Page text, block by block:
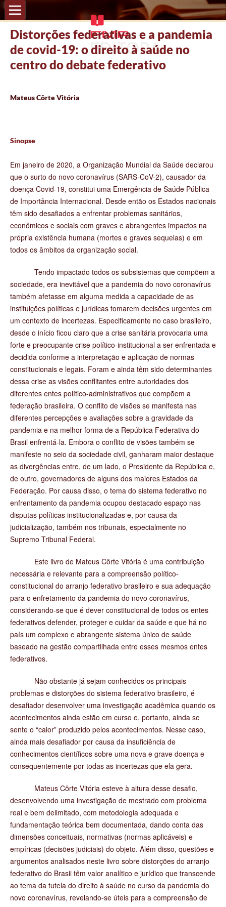
Distorções federativas e a pandemia
de covid-19: o direito à saúde no
centro do debate federativo
Mateus Côrte Vitória
Sinopse
Em janeiro de 2020, a Organização Mundial da Saúde declarou
que o surto do novo coronavírus (SARS-CoV-2), causador da
doença Covid-19, constitui uma Emergência de Saúde Pública
de Importância Internacional. Desde então os Estados nacionais
têm sido desafiados a enfrentar problemas sanitários,
econômicos e sociais com graves e abrangentes impactos na
própria existência humana (mortes e graves sequelas) e em
todos os âmbitos da organização social.
Tendo impactado todos os subsistemas que compõem a
sociedade, era inevitável que a pandemia do novo coronavírus
também afetasse em alguma medida a capacidade de as
instituições políticas e jurídicas tomarem decisões urgentes em
um contexto de incertezas. Especificamente no caso brasileiro,
desde o início ficou claro que a crise sanitária provocaria uma
forte e preocupante crise político-institucional a ser enfrentada e
decidida conforme a interpretação e aplicação de normas
constitucionais e legais. Foram e ainda têm sido determinantes
dessa crise as visões conflitantes entre autoridades dos
diferentes entes político-administrativos que compõem a
federação brasileira. O conflito de visões se manifesta nas
diferentes percepções e avaliações sobre a gravidade da
pandemia e na melhor forma de a República Federativa do
Brasil enfrentá-la. Embora o conflito de visões também se
manifeste no seio da sociedade civil, ganharam maior destaque
as divergências entre, de um lado, o Presidente da República e,
de outro, governadores de alguns dos maiores Estados da
Federação. Por causa disso, o tema do sistema federativo no
enfrentamento da pandemia ocupou destacado espaço nas
disputas políticas institucionalizadas e, por causa da
judicialização, também nos tribunais, especialmente no
Supremo Tribunal Federal.
Este livro de Mateus Côrte Vitória é uma contribuição
necessária e relevante para a compreensão político-
constitucional do arranjo federativo brasileiro e sua adequação
para o enfretamento da pandemia do novo coronavírus,
considerando-se que é dever constitucional de todos os entes
federativos defender, proteger e cuidar da saúde e que há no
país um complexo e abrangente sistema único de saúde
baseado na gestão compartilhada entre esses mesmos entes
federativos.
Não obstante já sejam conhecidos os principais
problemas e distorções do sistema federativo brasileiro, é
desafiador desenvolver uma investigação acadêmica quando os
acontecimentos ainda estão em curso e, portanto, ainda se
sente o “calor” produzido pelos acontecimentos. Nesse caso,
ainda mais desafiador por causa da insuficiência de
conhecimentos científicos sobre uma nova e grave doença e
consequentemente por todas as incertezas que ela gera.
Mateus Côrte Vitória esteve à altura desse desafio,
desenvolvendo uma investigação de mestrado com problema
real e bem delimitado, com metodologia adequada e
fundamentação teórica bem documentada, dando conta das
dimensões conceituais, normativas (normas aplicáveis) e
empíricas (decisões judiciais) do objeto. Além disso, questões e
argumentos analisados neste livro sobre distorções do arranjo
federativo do Brasil têm valor analítico e jurídico que transcende
ao tema da tutela do direito à saúde no curso da pandemia do
novo coronavírus, revelando-se úteis para a compreensão de